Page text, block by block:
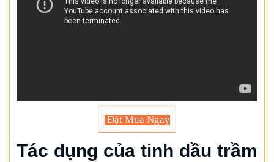
Đặt Mua Ngay
Tác dụng của tinh dầu trầm